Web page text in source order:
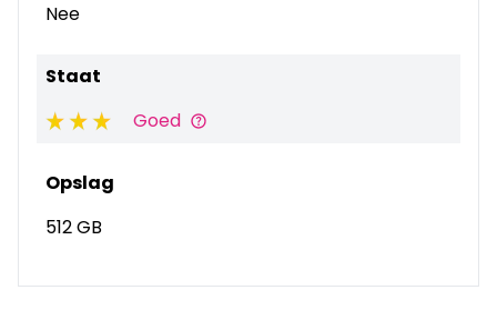
Nee
Staat
Goed
Opslag
512 GB